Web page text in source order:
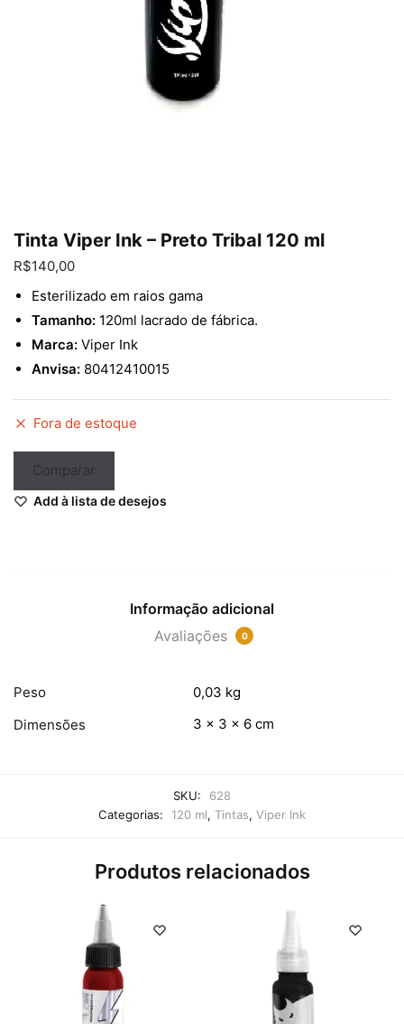
Tinta Viper Ink – Preto Tribal 120 ml
R$140,00
Esterilizado em raios gama
Tamanho: 120ml lacrado de fábrica.
Marca: Viper Ink
Anvisa: 80412410015
Fora de estoque
Comparar
Add à lista de desejos
Informação adicional
Avaliações
0
Peso
0,03 kg
Dimensões
3 × 3 × 6 cm
SKU:
628
Categorias:
120 ml, Tintas, Viper Ink
Produtos relacionados